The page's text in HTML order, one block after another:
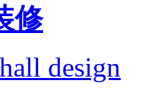
修
design